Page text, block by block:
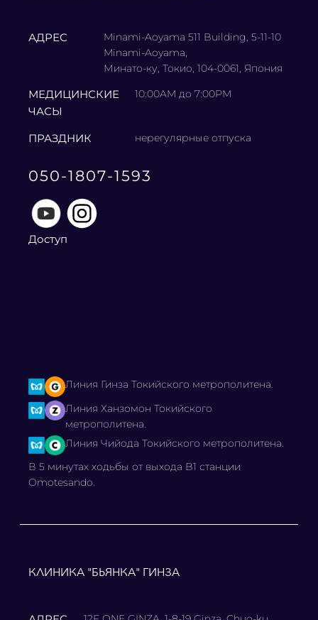
АДРЕС
Minami-Aoyama 511 Building, 5-11-10
Minami-Aoyama,
Минато-ку, Токио, 104-0061, Япония
МЕДИЦИНСКИЕ
ЧАСЫ
10:00AM до 7:00PM
ПРАЗДНИК нерегулярные отпуска
050-1807-1593
Доступ
Линия Гинза Токийского метрополитена.
Линия Ханзомон Токийского
метрополитена.
Линия Чийода Токийского метрополитена.
В 5 минутах ходьбы от выхода B1 станции
Omotesando.
КЛИНИКА "БЬЯНКА" ГИНЗА